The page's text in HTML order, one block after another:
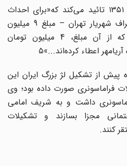
سند رسمی ساواک در سال ۱۳۵۱ تائید می‌کند که«برای احداث
ساختمان فراماسونری در اطراف شهریار تهران – مبلغ 9 میلیون
تومان هزینه برآورد شده که از آن مبلغ، 4 میلیون تومان
اعطاء کرده‌اند...»۵
از تشکیل لژ بزرگ ایران این
صورت داده بود؛ وی
داشت و به شریف امامی
مجزا بسازند و تشکیلات
کنند.